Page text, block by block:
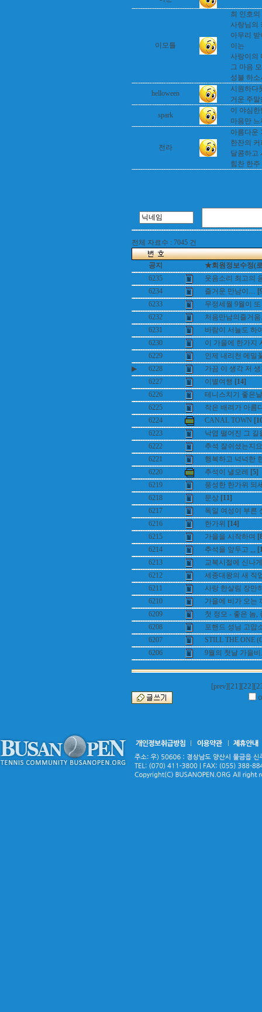
이모틀
최 인호
사랑님의
아무리
이는
사랑이의
그 마음
성불 하소
helloween
시원하다
거운 주
spark
이 야심
마음만
전라
아름다운
한잔의
달콤하고
힘찬 한주
전체 자료수 : 7045 건
공지
★회원정보수정(
6235
웃음소리 최고의
6234
즐거운 만남이....
6233
무정세월 9월이
6232
처음만남의즐거움
6231
바람이 서늘도 하
6230
이 가을에 한가지
6229
인제 내리천 메밀
▶
6228
가끔 이 생각 저
6227
이별여행 [14]
6226
테니스치기 좋은
6225
작은 배려가 아름
6224
CANAL TOWN
6223
낙엽 떨어진 그 길
6222
추석 잘쉬셨는지
6221
행복하고 넉넉한
6220
추석이 낼모레
[5]
6219
풍성한 한가위 되
6218
문상 [11]
6217
독일 여성이 부른
6216
한가위 [14]
6215
가을을 시작하며
6214
추석을 앞두고 ,,,
6213
교복시절에 신나
6212
세종대왕의 새 직
6211
사랑 한살림 장만
6210
가을에 비가 오는
6209
첫 정모 - 좋은 놈,
6208
포핸드 성님 고맙
6207
STILL THE ONE
6206
9월의 첫날 가을
[prev] [21][22]